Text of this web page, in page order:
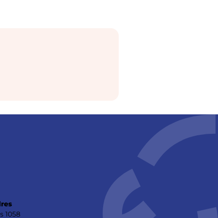
1058